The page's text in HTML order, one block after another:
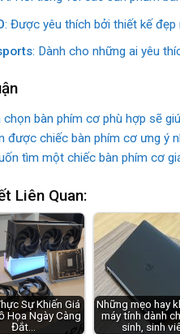
: Được yêu thích bởi thiết kế đẹp
: Dành cho những ai yêu
chọn bàn phím cơ phù hợp sẽ
được chiếc bàn phím cơ ưng ý
tìm một chiếc bàn phím cơ
Liên Quan:
Sự Khiến Giá
Họa Ngày Càng
Đắt…
Những mẹo hay
máy tính dành
sinh, sinh